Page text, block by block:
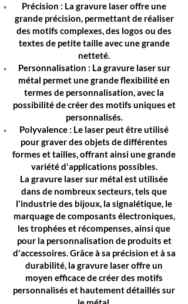
Précision : La gravure laser offre une
grande précision, permettant de réaliser
des motifs complexes, des logos ou des
textes de petite taille avec une grande
netteté.
Personnalisation : La gravure laser sur
métal permet une grande flexibilité en
termes de personnalisation, avec la
possibilité de créer des motifs uniques et
personnalisés.
Polyvalence : Le laser peut être utilisé
pour graver des objets de différentes
formes et tailles, offrant ainsi une grande
variété d'applications possibles.
La gravure laser sur métal est utilisée
dans de nombreux secteurs, tels que
l'industrie des bijoux, la signalétique, le
marquage de composants électroniques,
les trophées et récompenses, ainsi que
pour la personnalisation de produits et
d'accessoires. Grâce à sa précision et à sa
durabilité, la gravure laser offre un
moyen efficace de créer des motifs
personnalisés et hautement détaillés sur